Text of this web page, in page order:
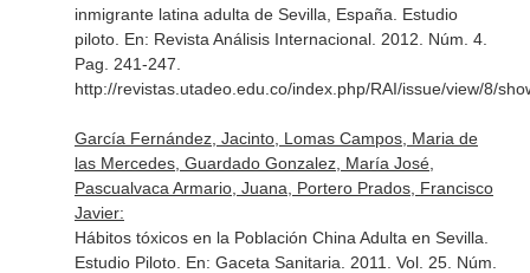
inmigrante latina adulta de Sevilla, España. Estudio
piloto. En: Revista Análisis Internacional. 2012. Núm. 4.
Pag. 241-247.
http://revistas.utadeo.edu.co/index.php/RAI/issue/view/8/
García Fernández, Jacinto, Lomas Campos, Maria de
las Mercedes, Guardado Gonzalez, María José,
Pascualvaca Armario, Juana, Portero Prados, Francisco
Javier:
Hábitos tóxicos en la Población China Adulta en Sevilla.
Estudio Piloto. En: Gaceta Sanitaria . 2011. Vol. 25. Núm.